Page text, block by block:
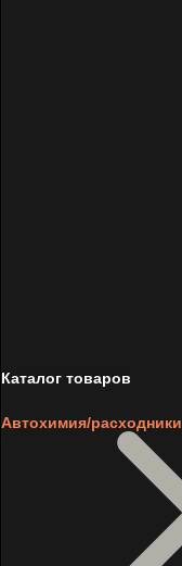
Каталог товаров
Автохимия/расходники